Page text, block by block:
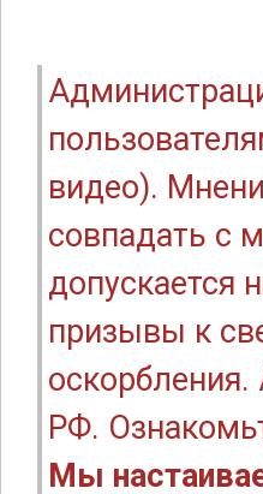
видео).
совпадать с
допускается
призывы к
РФ.
Мы